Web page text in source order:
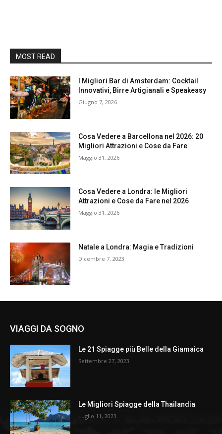
MOST READ
I Migliori Bar di Amsterdam: Cocktail
Innovativi, Birre Artigianali e Speakeasy
Giugno 7, 2026
Cosa Vedere a Barcellona nel 2026: 20
Migliori Attrazioni e Cose da Fare
Maggio 31, 2026
Cosa Vedere a Londra: le Migliori
Attrazioni e Cose da Fare nel 2026
Maggio 31, 2026
Natale a Londra: Magia e Tradizioni
Dicembre 7, 2023
VIAGGI DA SOGNO
Le 21 Spiagge più Belle della Giamaica
Settembre 27, 2023
Le Migliori Spiagge della Thailandia
Luglio 11, 2023